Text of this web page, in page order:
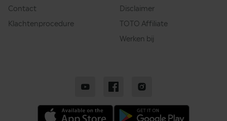
Contact
Klachtenprocedure
Disclaimer
TOTO Affiliate
Werken bij